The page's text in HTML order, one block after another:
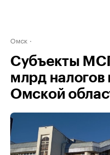
Омск
Субъекты
млрд
Омской